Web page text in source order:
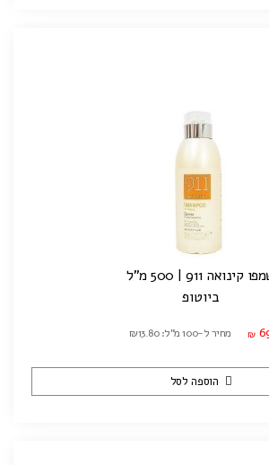
קינואה 911 | 500 מ"ל
ביוטופ
₪ מחיר ל-100 מ"ל: ₪13.80
הוספה לסל